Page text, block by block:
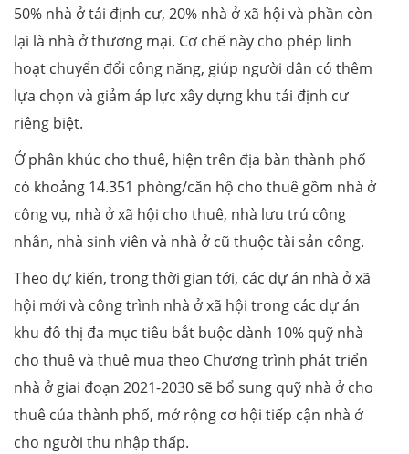
50% nhà ở tái định cư, 20% nhà ở xã hội và phần còn
lại là nhà ở thương mại. Cơ chế này cho phép linh
hoạt chuyển đổi công năng, giúp người dân có thêm
lựa chọn và giảm áp lực xây dựng khu tái định cư
riêng biệt.
Ở phân khúc cho thuê, hiện trên địa bàn thành phố
có khoảng 14.351 phòng/căn hộ cho thuê gồm nhà ở
công vụ, nhà ở xã hội cho thuê, nhà lưu trú công
nhân, nhà sinh viên và nhà ở cũ thuộc tài sản công.
Theo dự kiến, trong thời gian tới, các dự án nhà ở xã
hội mới và công trình nhà ở xã hội trong các dự án
khu đô thị đa mục tiêu bắt buộc dành 10% quỹ nhà
cho thuê và thuê mua theo Chương trình phát triển
nhà ở giai đoạn 2021-2030 sẽ bổ sung quỹ nhà ở cho
thuê của thành phố, mở rộng cơ hội tiếp cận nhà ở
cho người thu nhập thấp.